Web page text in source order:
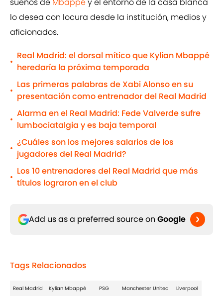
sueños de Mbappéy el entorno de la casa blanca
lo desea con locura desde la institución, medios y
aficionados.
•
Real Madrid: el dorsal mítico que Kylian Mbappé
heredaría la próxima temporada
•
Las primeras palabras de Xabi Alonso en su
presentación como entrenador del Real Madrid
•
Alarma en el Real Madrid: Fede Valverde sufre
lumbociatalgia y es baja temporal
•
¿Cuáles son los mejores salarios de los
jugadores del Real Madrid?
•
Los 10 entrenadores del Real Madrid que más
títulos lograron en el club
Add us as a preferred source on Google
Tags Relacionados
Real Madrid Kylian Mbappé PSG Manchester United Liverpool